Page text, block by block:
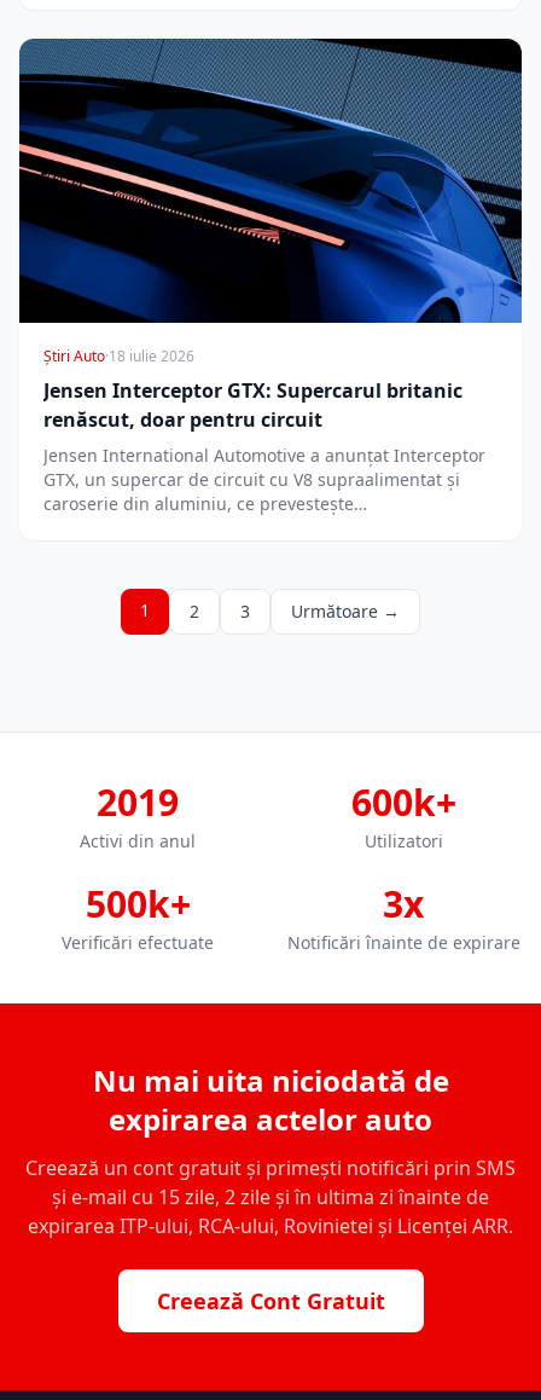
Știri Auto·18 iulie 2026
Jensen Interceptor GTX: Supercarul britanic
renăscut, doar pentru circuit
Jensen International Automotive a anunțat Interceptor
GTX, un supercar de circuit cu V8 supraalimentat și
caroserie din aluminiu, ce prevestește…
1 2 3 Următoare →
2019
Activi din anul
600k+
Utilizatori
500k+
Verificări efectuate
3x
Notificări înainte de expirare
Nu mai uita niciodată de
expirarea actelor auto
Creează un cont gratuit și primești notificări prin SMS
și e-mail cu 15 zile, 2 zile și în ultima zi înainte de
expirarea ITP-ului, RCA-ului, Rovinietei și Licenței ARR.
Creează Cont Gratuit